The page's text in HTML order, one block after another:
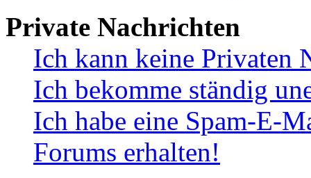
Private Nachrichten
Ich kann keine Privaten
Ich bekomme ständig
Ich habe eine Spam-E-
Forums erhalten!